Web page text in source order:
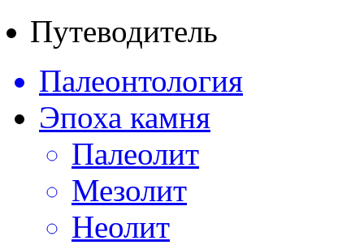
Путеводитель
Палеонтология
Эпоха камня
Палеолит
Мезолит
Неолит